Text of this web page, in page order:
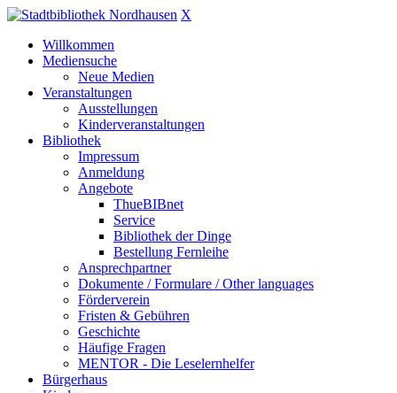
X
Willkommen
Mediensuche
Neue Medien
Veranstaltungen
Ausstellungen
Kinderveranstaltungen
Bibliothek
Impressum
Anmeldung
Angebote
ThueBIBnet
Service
Bibliothek der Dinge
Bestellung Fernleihe
Ansprechpartner
Dokumente / Formulare / Other languages
Förderverein
Fristen & Gebühren
Geschichte
Häufige Fragen
MENTOR - Die Leselernhelfer
Bürgerhaus